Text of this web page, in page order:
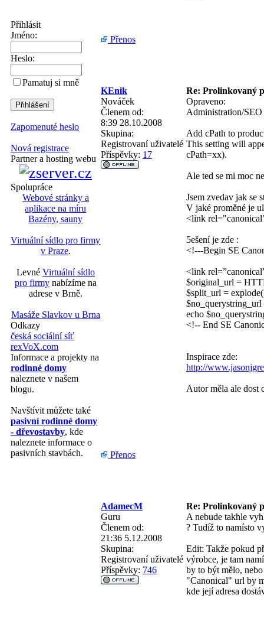
Přihlásit
Jméno:
Heslo:
Pamatuj si mně
Zapomenuté heslo
Nová registrace
Partner a hosting webu
Spolupráce
Webové stránky a
aplikace na míru
Bazény, sauny
Virtuální sídlo pro firmy
v Praze.
Levné Virtuální sídlo
pro firmy nabízíme na
adrese v Brně.
Masáže Slavkov u Brna
Odkazy
česká sociální síť
rexVoX.com
Informace a projekty na
rodinné domy
naleznete v našem
blogu.
Navštívit můžete také
pasivní rodinné domy
- dřevostavby, kde
naleznete informace o
pasivních stavbách.
Přenos
KEnik
Re: Prolinkovaný
Nováček
Členem od:
8:39 28.10.2008
Skupina:
Registrovaní uživatelé
Příspěvky: 17
Opraveno:
Administration/
Add cPath to
This setting will
cPath=xx).
Ale ted se mi moc
Jsem zvedav jak se
V jaké proměné je
<link
5ešení je zde :
<!---Begin SE
<link
$original_url =
$split_url =
echo
<!-- End SE
Inspirace zde:
http://
Autor měla ale dost
Přenos
AdamecM
Re: Prolinkovaný
Guru
Členem od:
21:36 5.12.2008
Skupina:
Registrovaní uživatelé
Příspěvky: 746
A nebude takhle
? Tudíž to namísto
Edit: Takže pokud
výrobce, je tam
by to být mělo,
"Canonical" url by
kde její adresa